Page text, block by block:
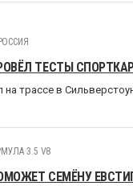
ТЕСТЫ СПОРТКАРА
трассе в
3.5 V8
СЕМЁНУ